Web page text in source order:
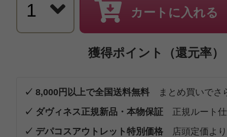
カートに入れる
獲得ポイント（還元率）
✓ 8,000円以上で全国送料無料 まとめ買いでさ
✓ ダヴィネス正規新品・本物保証 正規ルート
✓ デパコスアウトレット特別価格 店頭定価よ